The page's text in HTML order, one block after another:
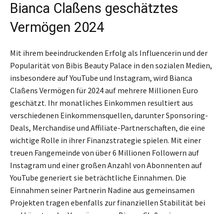
Bianca Claßens geschätztes
Vermögen 2024
Mit ihrem beeindruckenden Erfolg als Influencerin und der
Popularität von Bibis Beauty Palace in den sozialen Medien,
insbesondere auf YouTube und Instagram, wird Bianca
Claßens Vermögen für 2024 auf mehrere Millionen Euro
geschätzt. Ihr monatliches Einkommen resultiert aus
verschiedenen Einkommensquellen, darunter Sponsoring-
Deals, Merchandise und Affiliate-Partnerschaften, die eine
wichtige Rolle in ihrer Finanzstrategie spielen. Mit einer
treuen Fangemeinde von über 6 Millionen Followern auf
Instagram und einer großen Anzahl von Abonnenten auf
YouTube generiert sie beträchtliche Einnahmen. Die
Einnahmen seiner Partnerin Nadine aus gemeinsamen
Projekten tragen ebenfalls zur finanziellen Stabilität bei